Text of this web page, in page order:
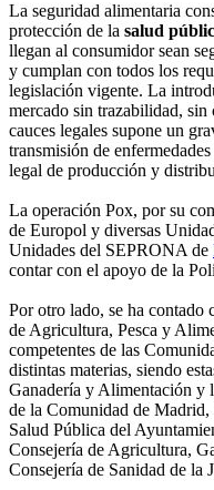
La seguridad alimentaria
protección de la salud
llegan al consumidor sean
y cumplan con todos los
legislación vigente. La
mercado sin trazabilidad,
cauces legales supone un
transmisión de
legal de producción y
La operación Pox, por su
de Europol y diversas
Unidades del SEPRONA de
contar con el apoyo de la
Por otro lado, se ha
de Agricultura, Pesca y
competentes de las
distintas materias, siendo
Ganadería y Alimentación y
de la Comunidad de Madrid,
Salud Pública del
Consejería de Agricultura,
Consejería de Sanidad de la